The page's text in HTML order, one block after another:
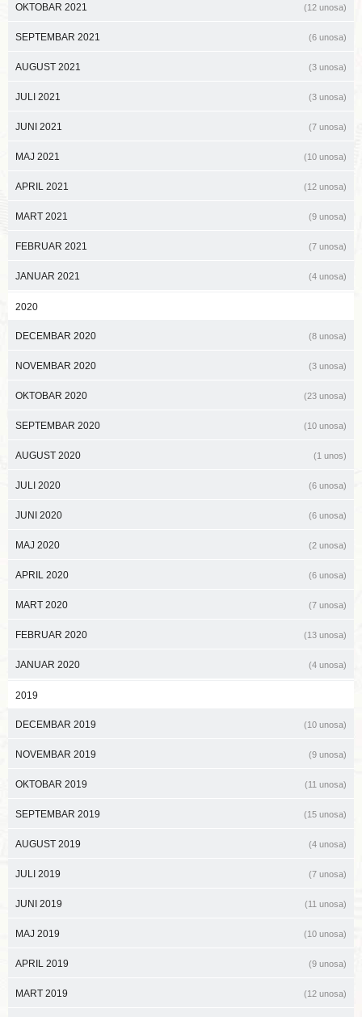
OKTOBAR 2021 (12 unosa)
SEPTEMBAR 2021 (6 unosa)
AUGUST 2021 (3 unosa)
JULI 2021 (3 unosa)
JUNI 2021 (7 unosa)
MAJ 2021 (10 unosa)
APRIL 2021 (12 unosa)
MART 2021 (9 unosa)
FEBRUAR 2021 (7 unosa)
JANUAR 2021 (4 unosa)
2020
DECEMBAR 2020 (8 unosa)
NOVEMBAR 2020 (3 unosa)
OKTOBAR 2020 (23 unosa)
SEPTEMBAR 2020 (10 unosa)
AUGUST 2020 (1 unos)
JULI 2020 (6 unosa)
JUNI 2020 (6 unosa)
MAJ 2020 (2 unosa)
APRIL 2020 (6 unosa)
MART 2020 (7 unosa)
FEBRUAR 2020 (13 unosa)
JANUAR 2020 (4 unosa)
2019
DECEMBAR 2019 (10 unosa)
NOVEMBAR 2019 (9 unosa)
OKTOBAR 2019 (11 unosa)
SEPTEMBAR 2019 (15 unosa)
AUGUST 2019 (4 unosa)
JULI 2019 (7 unosa)
JUNI 2019 (11 unosa)
MAJ 2019 (10 unosa)
APRIL 2019 (9 unosa)
MART 2019 (12 unosa)